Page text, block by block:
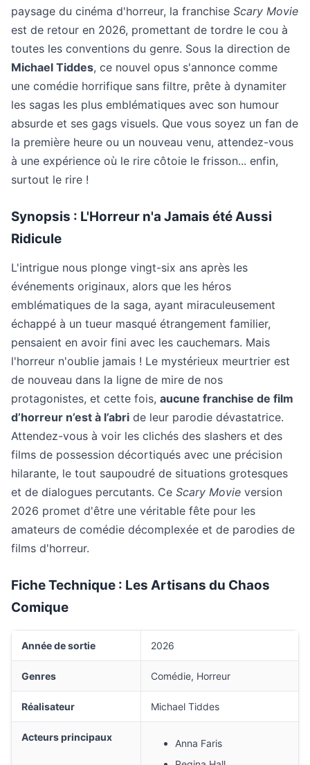
paysage du cinéma d'horreur, la franchise Scary Movie
est de retour en 2026, promettant de tordre le cou à
toutes les conventions du genre. Sous la direction de
Michael Tiddes, ce nouvel opus s'annonce comme
une comédie horrifique sans filtre, prête à dynamiter
les sagas les plus emblématiques avec son humour
absurde et ses gags visuels. Que vous soyez un fan de
la première heure ou un nouveau venu, attendez-vous
à une expérience où le rire côtoie le frisson... enfin,
surtout le rire !
Synopsis : L'Horreur n'a Jamais été Aussi
Ridicule
L'intrigue nous plonge vingt-six ans après les
événements originaux, alors que les héros
emblématiques de la saga, ayant miraculeusement
échappé à un tueur masqué étrangement familier,
pensaient en avoir fini avec les cauchemars. Mais
l'horreur n'oublie jamais ! Le mystérieux meurtrier est
de nouveau dans la ligne de mire de nos
protagonistes, et cette fois, aucune franchise de film
d’horreur n’est à l’abri de leur parodie dévastatrice.
Attendez-vous à voir les clichés des slashers et des
films de possession décortiqués avec une précision
hilarante, le tout saupoudré de situations grotesques
et de dialogues percutants. Ce Scary Movie version
2026 promet d'être une véritable fête pour les
amateurs de comédie décomplexée et de parodies de
films d'horreur.
Fiche Technique : Les Artisans du Chaos
Comique
Année de sortie 2026
Genres Comédie, Horreur
Réalisateur Michael Tiddes
Acteurs principaux
Anna Faris